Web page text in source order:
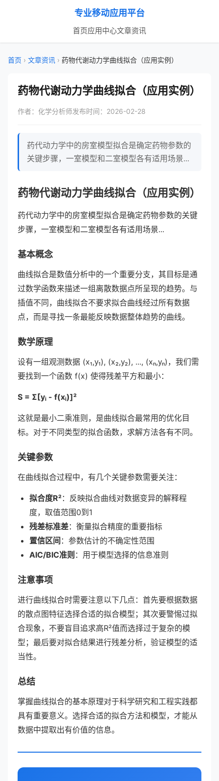
专业移动应用平台
首页应用中心文章资讯
首页 › 文章资讯 › 药物代谢动力学曲线拟合（应用实例）
药物代谢动力学曲线拟合（应用实例）
作者：化学分析师发布时间：2026-02-28
药代动力学中的房室模型拟合是确定药物参数的
关键步骤，一室模型和二室模型各有适用场景...
药物代谢动力学曲线拟合（应用实例）
药代动力学中的房室模型拟合是确定药物参数的关键
步骤，一室模型和二室模型各有适用场景...
基本概念
曲线拟合是数值分析中的一个重要分支，其目标是通
过数学函数来描述一组离散数据点所呈现的趋势。与
插值不同，曲线拟合不要求拟合曲线经过所有数据
点，而是寻找一条最能反映数据整体趋势的曲线。
数学原理
设有一组观测数据 (x₁,y₁), (x₂,y₂), ..., (xₙ,yₙ)，我们需
要找到一个函数 f(x) 使得残差平方和最小：
S = Σ[yᵢ - f(xᵢ)]²
这就是最小二乘准则，是曲线拟合最常用的优化目
标。对于不同类型的拟合函数，求解方法各有不同。
关键参数
在曲线拟合过程中，有几个关键参数需要关注：
拟合度R²：反映拟合曲线对数据变异的解释程
度，取值范围0到1
残差标准差：衡量拟合精度的重要指标
置信区间 ：参数估计的不确定性范围
AIC/BIC准则 ：用于模型选择的信息准则
注意事项
进行曲线拟合时需要注意以下几点：首先要根据数据
的散点图特征选择合适的拟合模型；其次要警惕过拟
合现象，不要盲目追求高R²值而选择过于复杂的模
型；最后要对拟合结果进行残差分析，验证模型的适
当性。
总结
掌握曲线拟合的基本原理对于科学研究和工程实践都
具有重要意义。选择合适的拟合方法和模型，才能从
数据中提取出有价值的信息。